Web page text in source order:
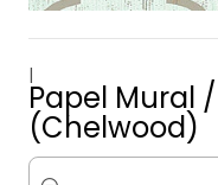
|
Papel Mural /
(Chelwood)